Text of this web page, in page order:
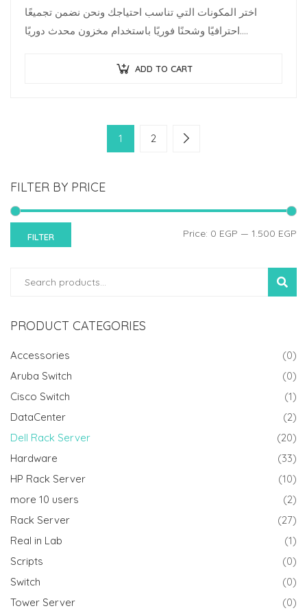
اختر المكونات التي تناسب احتياجك ونحن نضمن تجميعًا
احترافيًا وشحنًا فوريًا باستخدام مخزون محدث دوريًا.
ADD TO CART
1 2
FILTER BY PRICE
FILTER Price: 0 EGP — 1.500 EGP
PRODUCT CATEGORIES
Accessories
(0)
Aruba Switch
(0)
Cisco Switch
(1)
DataCenter
(2)
Dell Rack Server
(20)
Hardware
(33)
HP Rack Server
(10)
more 10 users
(2)
Rack Server
(27)
Real in Lab
(1)
Scripts
(0)
Switch
(0)
Tower Server
(0)